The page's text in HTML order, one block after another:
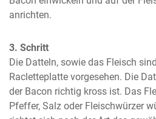
anrichten.
3. Schritt
Die Datteln, sowie das Fleisch
Racletteplatte vorgesehen. Die
der Bacon richtig kross ist. Das
Pfeffer, Salz oder Fleischwürzer